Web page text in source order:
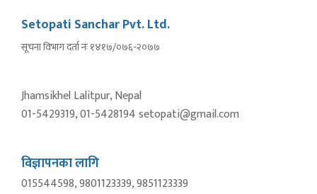
Setopati Sanchar Pvt. Ltd.
सूचना विभाग दर्ता नंः १४१७/०७६-२०७७
Jhamsikhel Lalitpur, Nepal
01-5429319, 01-5428194 setopati@gmail.com
विज्ञापनका लागि
015544598, 9801123339, 9851123339